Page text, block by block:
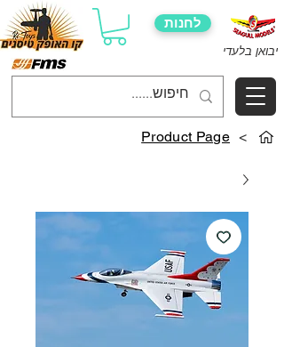
יבואן בלעדי
>
Product Page
לחנות